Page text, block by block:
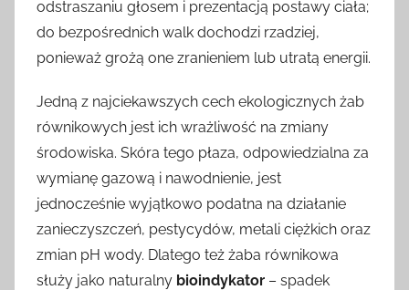
odstraszaniu głosem i prezentacją postawy ciała;
do bezpośrednich walk dochodzi rzadziej,
ponieważ grożą one zranieniem lub utratą energii.
Jedną z najciekawszych cech ekologicznych żab
równikowych jest ich wrażliwość na zmiany
środowiska. Skóra tego płaza, odpowiedzialna za
wymianę gazową i nawodnienie, jest
jednocześnie wyjątkowo podatna na działanie
zanieczyszczeń, pestycydów, metali ciężkich oraz
zmian pH wody. Dlatego też żaba równikowa
służy jako naturalny bioindykator – spadek